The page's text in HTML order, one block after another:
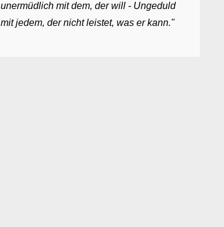
unermüdlich mit dem, der will - Ungeduld
mit jedem, der nicht leistet, was er kann."